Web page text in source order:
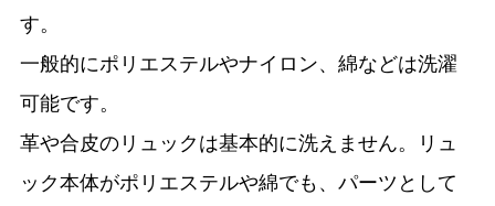
す。
一般的にポリエステルやナイロン、綿などは洗濯
可能です。
革や合皮のリュックは基本的に洗えません。リュ
ック本体がポリエステルや綿でも、パーツとして